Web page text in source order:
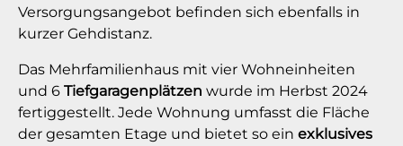
Versorgungsangebot befinden sich ebenfalls in
kurzer Gehdistanz.
Das Mehrfamilienhaus mit vier Wohneinheiten
und 6 Tiefgaragenplätzen wurde im Herbst 2024
fertiggestellt. Jede Wohnung umfasst die Fläche
der gesamten Etage und bietet so ein exklusives